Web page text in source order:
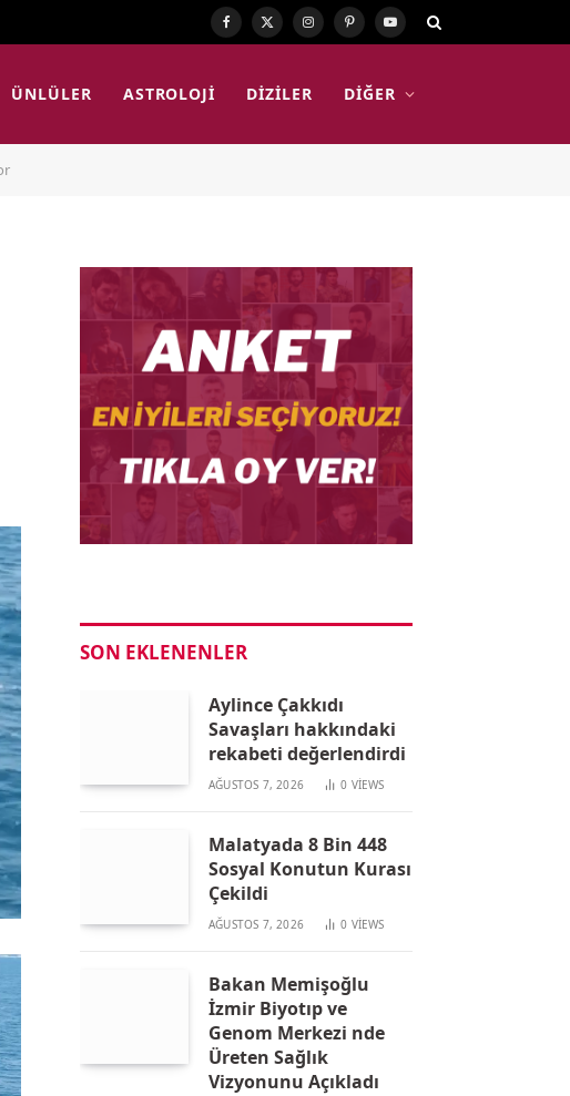
Facebook
X
Instagram
PinterestYouTube
ÜNLÜLER ASTROLOJI DIZILER DIĞER
SON EKLENENLER
Aylince Çakkıdı
Savaşları hakkındaki
rekabeti değerlendirdi
AĞUSTOS 7, 2026 0 VIEWS
Malatyada 8 Bin 448
Sosyal Konutun Kurası
Çekildi
AĞUSTOS 7, 2026 0 VIEWS
Bakan Memişoğlu
İzmir Biyotıp ve
Genom Merkezi nde
Üreten Sağlık
Vizyonunu Açıkladı